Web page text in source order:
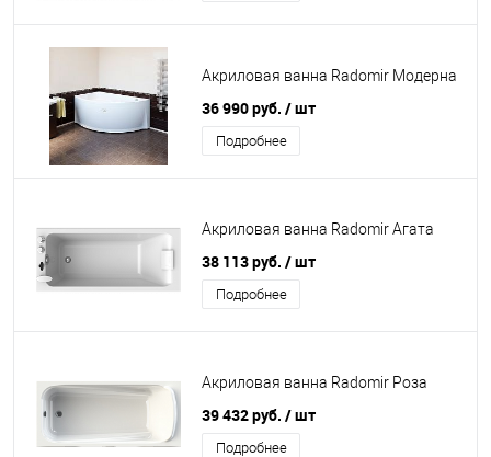
Акриловая ванна Radomir Модерна
36 990 руб. / шт
Подробнее
Акриловая ванна Radomir Агата
38 113 руб. / шт
Подробнее
Акриловая ванна Radomir Роза
39 432 руб. / шт
Подробнее